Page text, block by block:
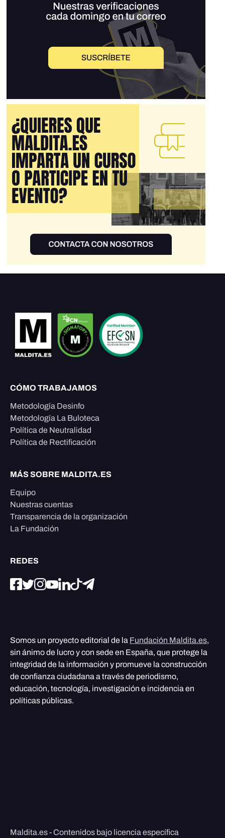
CÓMO TRABAJAMOS
Metodología Desinfo
Metodología La Buloteca
Política de Neutralidad
Política de Rectificación
MÁS SOBRE MALDITA.ES
Equipo
Nuestras cuentas
Transparencia de la organización
La Fundación
REDES
Somos un proyecto editorial de la Fundación Maldita.es,
sin ánimo de lucro y con sede en España, que protege la
integridad de la información y promueve la construcción
de confianza ciudadana a través de periodismo,
educación, tecnología, investigación e incidencia en
políticas públicas.
Maldita.es - Contenidos bajo licencia específica